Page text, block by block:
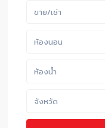
ขาย/เช่า
ห้องนอน
ห้องน้ำ
จังหวัด